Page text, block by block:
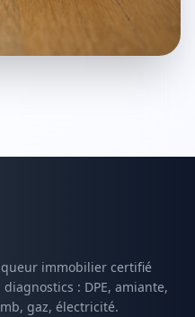
immobilier certifié
: DPE, amiante,
gaz, électricité.